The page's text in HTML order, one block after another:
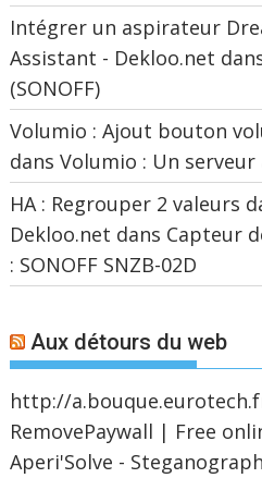
Intégrer un aspirateur
Assistant - Dekloo.net
(SONOFF)
Volumio : Ajout bouton
dansVolumio : Un
HA : Regrouper 2 valeurs
Dekloo.net dans Capteur
: SONOFF SNZB-02D
Aux détours du web
http://
RemovePaywall | Free
Aperi'Solve -